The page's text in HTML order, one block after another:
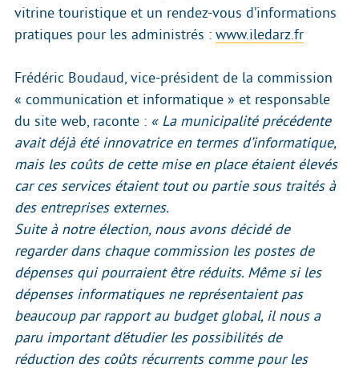
vitrine touristique et un rendez-vous d’informations
pratiques pour les administrés : www.iledarz.fr
Frédéric Boudaud, vice-président de la commission
« communication et informatique » et responsable
du site web, raconte : « La municipalité précédente
avait déjà été innovatrice en termes d’informatique,
mais les coûts de cette mise en place étaient élevés
car ces services étaient tout ou partie sous traités à
des entreprises externes.
Suite à notre élection, nous avons décidé de
regarder dans chaque commission les postes de
dépenses qui pourraient être réduits. Même si les
dépenses informatiques ne représentaient pas
beaucoup par rapport au budget global, il nous a
paru important d’étudier les possibilités de
réduction des coûts récurrents comme pour les